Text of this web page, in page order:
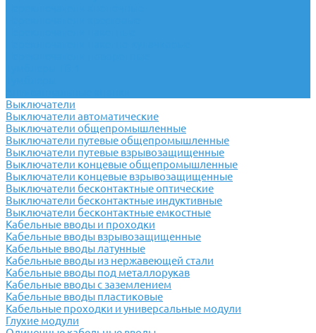
Выключатели
Выключатели автоматические
Выключатели общепромышленные
Выключатели путевые общепромышленные
Выключатели путевые взрывозащищенные
Выключатели концевые общепромышленные
Выключатели концевые взрывозащищенные
Выключатели бесконтактные оптические
Выключатели бесконтактные индуктивные
Выключатели бесконтактные емкостные
Кабельные вводы и проходки
Кабельные вводы взрывозащищенные
Кабельные вводы латунные
Кабельные вводы из нержавеющей стали
Кабельные вводы под металлорукав
Кабельные вводы с заземлением
Кабельные вводы пластиковые
Кабельные проходки и универсальные модули
Глухие модули